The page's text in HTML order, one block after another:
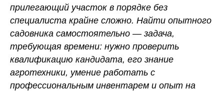
прилегающий участок в порядке без
специалиста крайне сложно. Найти опытного
садовника самостоятельно — задача,
требующая времени: нужно проверить
квалификацию кандидата, его знание
агротехники, умение работать с
профессиональным инвентарем и опыт на